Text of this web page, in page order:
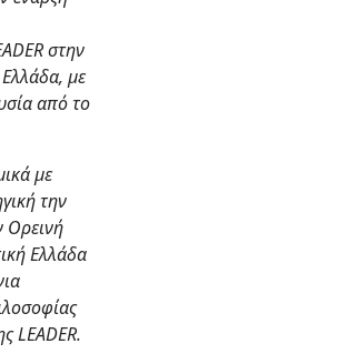
στην
με
από το
με
την
Ορεινή
Ελλάδα
LEADER.